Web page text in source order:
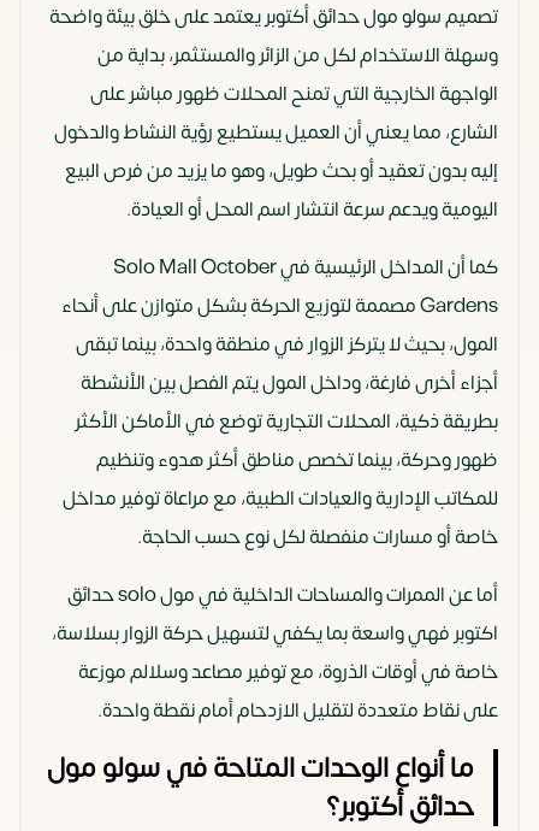
تصميم سولو مول حدائق أكتوبر يعتمد على خلق بيئة واضحة
وسهلة الاستخدام لكل من الزائر والمستثمر، بداية من
الواجهة الخارجية التي تمنح المحلات ظهور مباشر على
الشارع، مما يعني أن العميل يستطيع رؤية النشاط والدخول
إليه بدون تعقيد أو بحث طويل، وهو ما يزيد من فرص البيع
اليومية ويدعم سرعة انتشار اسم المحل أو العيادة.
كما أن المداخل الرئيسية في Solo Mall October
Gardens مصممة لتوزيع الحركة بشكل متوازن على أنحاء
المول، بحيث لا يتركز الزوار في منطقة واحدة، بينما تبقى
أجزاء أخرى فارغة، وداخل المول يتم الفصل بين الأنشطة
بطريقة ذكية، المحلات التجارية توضع في الأماكن الأكثر
ظهور وحركة، بينما تخصص مناطق أكثر هدوء وتنظيم
للمكاتب الإدارية والعيادات الطبية، مع مراعاة توفير مداخل
خاصة أو مسارات منفصلة لكل نوع حسب الحاجة.
أما عن الممرات والمساحات الداخلية في مول solo حدائق
اكتوبر فهي واسعة بما يكفي لتسهيل حركة الزوار بسلاسة،
خاصة في أوقات الذروة، مع توفير مصاعد وسلالم موزعة
على نقاط متعددة لتقليل الازدحام أمام نقطة واحدة.
ما أنواع الوحدات المتاحة في سولو مول
حدائق أكتوبر؟